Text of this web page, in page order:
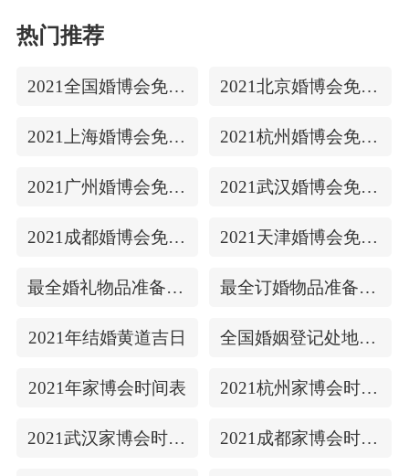
热门推荐
2021全国婚博会免费门票 2021北京婚博会免费门票
2021上海婚博会免费门票 2021杭州婚博会免费门票
2021广州婚博会免费门票 2021武汉婚博会免费门票
2021成都婚博会免费门票 2021天津婚博会免费门票
最全婚礼物品准备清单 最全订婚物品准备清单
2021年结婚黄道吉日 全国婚姻登记处地址/上下时间
2021年家博会时间表 2021杭州家博会时间表
2021武汉家博会时间表 2021成都家博会时间表